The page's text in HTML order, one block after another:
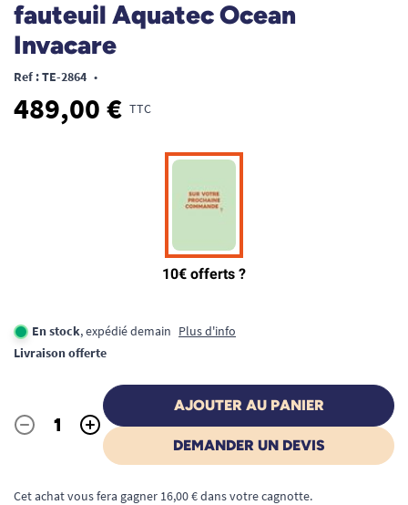
fauteuil Aquatec Ocean
Invacare
Ref : TE-2864 •
489,00 € TTC
En stock, expédié demain Plus d'info
Livraison offerte
Quantité
- +
AJOUTER AU PANIER
DEMANDER UN DEVIS
Cet achat vous fera gagner 16,00 € dans votre cagnotte.